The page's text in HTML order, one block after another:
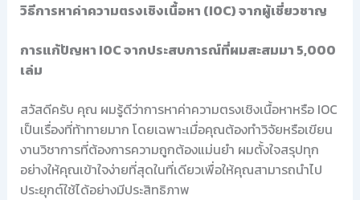
วิธีการหาค่าความตรงเชิงเนื้อหา (IOC) จากผู้เชี่ยวชาญ
การแก้ปัญหา IOC จากประสบการณ์ที่ผมสะสมมา 5,000
เล่ม
สวัสดีครับ คุณ ผมรู้ดีว่าการหาค่าความตรงเชิงเนื้อหาหรือ IOC
เป็นเรื่องที่ท้าทายมาก โดยเฉพาะเมื่อคุณต้องทำวิจัยหรือเขียน
งานวิชาการที่ต้องการความถูกต้องแม่นยำ ผมตั้งใจสรุปทุก
อย่างให้คุณเข้าใจง่ายที่สุดในที่เดียวเพื่อให้คุณสามารถนำไป
ประยุกต์ใช้ได้อย่างมีประสิทธิภาพ